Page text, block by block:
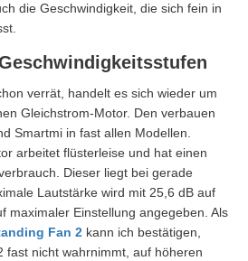
die Geschwindigkeit, die sich fein in
verrät, handelt es sich wieder um
Gleichstrom-Motor. Den verbauen
Smartmi in fast allen Modellen.
arbeitet flüsterleise und hat einen
Dieser liegt bei gerade
Lautstärke wird mit 25,6 dB auf
maximaler Einstellung angegeben. Als
Fan 2 kann ich bestätigen,
fast nicht wahrnimmt, auf höheren